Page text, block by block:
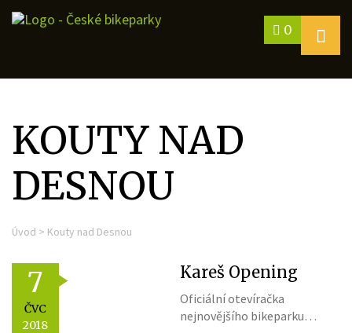
0
KOUTY NAD
DESNOU
Úvod > Kouty nad Desnou
7
ČVC
2018
Kareš Opening
Oficiální otevíračka
nejnovějšího bikeparku…